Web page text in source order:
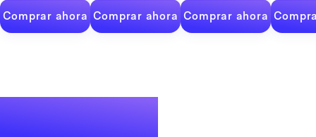
Comprar ahora Comprar ahora Comprar ahora